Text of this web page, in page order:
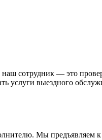
сотрудник — это
услуги выездного
Мы предъявляем